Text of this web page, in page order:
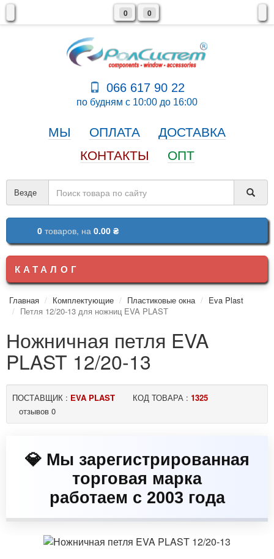
0 0
066 617 90 22
по будням с 10:00 до 16:00
МЫ ОПЛАТА
ДОСТАВКА
КОНТАКТЫ
ОПТ
Везде
0 товаров, на 0.00 ₴
КАТАЛОГ
Главная Комплектующие Пластиковые окна
Eva Plast
Петля 12/20-13 для ножниц EVA PLAST
Ножничная петля EVA
PLAST 12/20-13
ПОСТАВЩИК : EVA PLAST КОД ТОВАРА : 1325
отзывов 0
💎 Мы зарегистрированная
торговая марка
работаем с 2003 года